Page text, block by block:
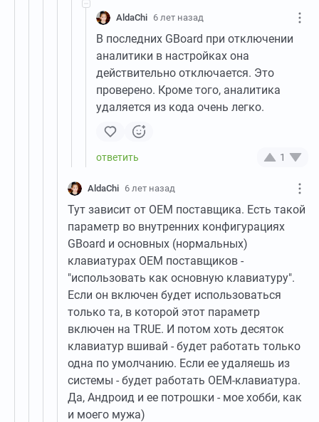
AldaChi 6 лет назад
В последних GBoard при отключении
аналитики в настройках она
действительно отключается. Это
проверено. Кроме того, аналитика
удаляется из кода очень легко.
1
AldaChi 6 лет назад
Тут зависит от ОЕМ поставщика. Есть такой
параметр во внутренних конфигурациях
GBoard и основных (нормальных)
клавиатурах ОЕМ поставщиков -
"использовать как основную клавиатуру".
Если он включен будет использоваться
только та, в которой этот параметр
включен на TRUE. И потом хоть десяток
клавиатур вшивай - будет работать только
одна по умолчанию. Если ее удаляешь из
системы - будет работать ОЕМ-клавиатура.
Да, Андроид и ее потрошки - мое хобби, как
и моего мужа)